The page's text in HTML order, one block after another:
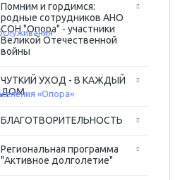
Помним и гордимся:
родные сотрудников АНО
СОН "Опора" - участники
Великой Отечественной
войны
ЧУТКИЙ УХОД - В КАЖДЫЙ
ДОМ
БЛАГОТВОРИТЕЛЬНОСТЬ
Региональная программа
"Активное долголетие"